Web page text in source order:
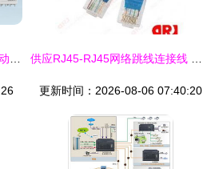
更新时间：2026-08-06 07:40:20